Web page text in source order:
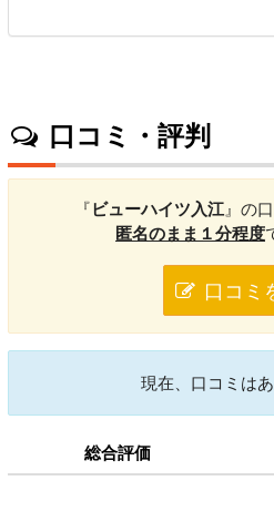
口コミ・評判
『ビューハイツ入江』の
匿名のまま１分程度
口コミ
現在、口コミはあ
総合評価